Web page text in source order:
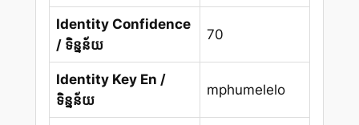
Identity Confidence
/ ទិន្នន័យ
70
Identity Key En /
ទិន្នន័យ
mphumelelo